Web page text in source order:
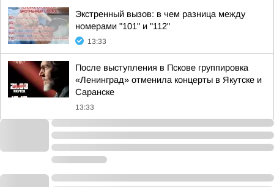
Экстренный вызов: в чем разница между
номерами "101" и "112"
13:33
После выступления в Пскове группировка
«Ленинград» отменила концерты в Якутске и
Саранске
13:33